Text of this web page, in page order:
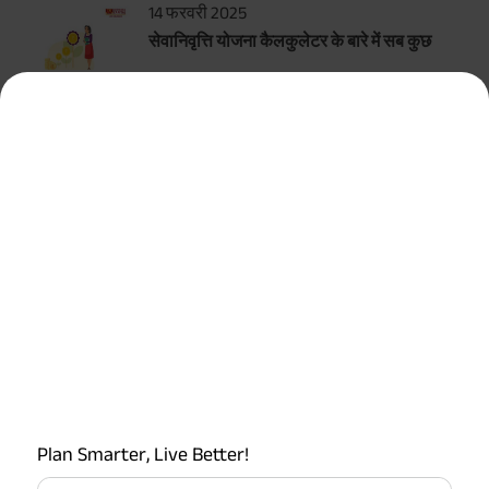
Plan Smarter, Live Better!
14 फरवरी 2025
सेवानिवृत्ति योजना कैलकुलेटर के बारे में सब कुछ